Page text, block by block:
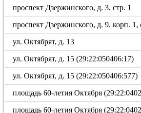
проспект Дзержинского, д. 3, стр. 1
проспект Дзержинского, д. 9, корп. 1,
ул. Октябрят, д. 13
ул. Октябрят, д. 15 (29:22:050406:17)
ул. Октябрят, д. 15 (29:22:050406:577)
площадь 60-летия Октября
площадь 60-летия Октября